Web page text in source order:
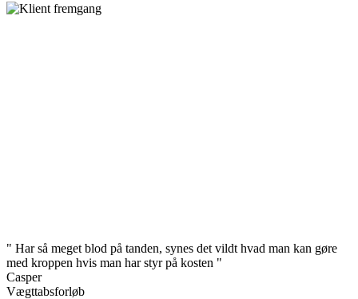
" Har så meget blod på tanden, synes det vildt hvad man kan gøre
med kroppen hvis man har styr på kosten "
Casper
Vægttabsforløb